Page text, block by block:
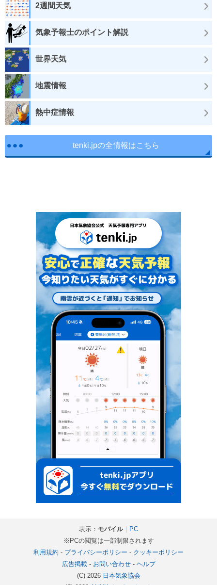
2週間天気
気象予報士のポイント解説
世界天気
地震情報
熱中症情報
tenki.jpの全情報はこちら
表示： モバイル｜ PC
※PCの閲覧は一部制限されます
利用規約 - プライバシーポリシー - クッキーポリシー
広告掲載- お問い合わせ- ヘルプ
(C) 2026 日本気象協会